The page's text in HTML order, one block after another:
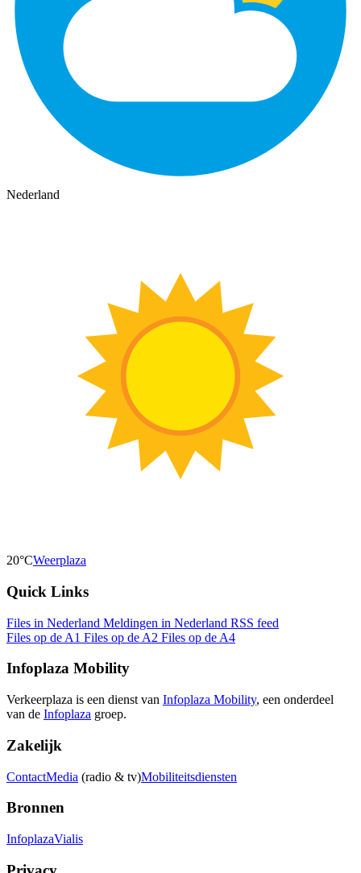
Nederland
20°CWeerplaza
Quick Links
Files in Nederland Meldingen in Nederland RSS feed
Files op de A1 Files op de A2 Files op de A4
Infoplaza Mobility
Verkeerplaza is een dienst van Infoplaza Mobility, een onderdeel
van de Infoplaza groep.
Zakelijk
ContactMedia (radio & tv)Mobiliteitsdiensten
Bronnen
InfoplazaVialis